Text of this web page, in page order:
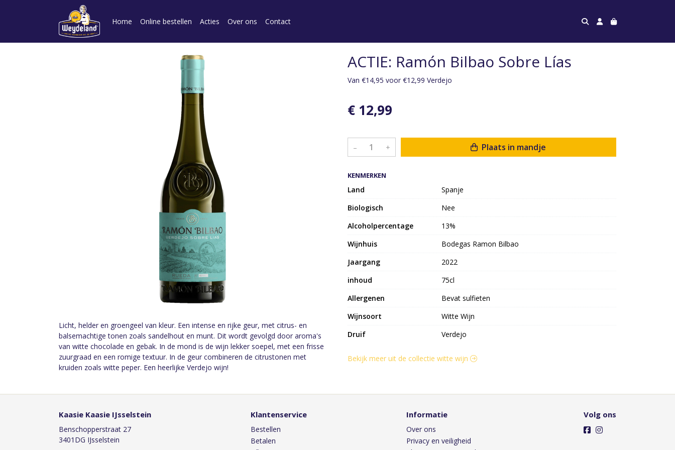
Home Online bestellen Acties Over ons Contact
Licht, helder en groengeel van kleur. Een intense en rijke geur, met citrus- en
balsemachtige tonen zoals sandelhout en munt. Dit wordt gevolgd door aroma's
van witte chocolade en gebak. In de mond is de wijn lekker soepel, met een frisse
zuurgraad en een romige textuur. In de geur combineren de citrustonen met
kruiden zoals witte peper. Een heerlijke Verdejo wijn!
ACTIE: Ramón Bilbao Sobre Lías
Van €14,95 voor €12,99 Verdejo
€ 12,99
– + Plaats in mandje
KENMERKEN
Land
Spanje
Biologisch
Nee
Alcoholpercentage
13%
Wijnhuis
Bodegas Ramon Bilbao
Jaargang
2022
inhoud
75cl
Allergenen
Bevat sulfieten
Wijnsoort
Witte Wijn
Druif
Verdejo
Bekijk meer uit de collectie witte wijn
Kaasie Kaasie IJsselstein
Benschopperstraat 27
3401DG IJsselstein
Klantenservice
Bestellen
Betalen
Informatie
Over ons
Privacy en veiligheid
Volg ons